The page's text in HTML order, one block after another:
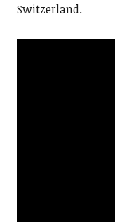
Switzerland.